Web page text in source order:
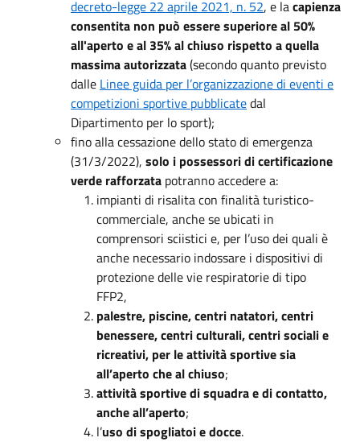
decreto-legge 22 aprile 2021, n. 52, e lacapienza
consentita non può essere superiore al 50%
all'aperto e al 35% al chiuso rispetto a quella
massima autorizzata(secondo quanto previsto
dalle Linee guida per l’organizzazione di eventi e
competizioni sportive pubblicatedal
Dipartimento per lo sport);
fino alla cessazione dello stato di emergenza
(31/3/2022), solo i possessori di certificazione
verde rafforzata potranno accedere a:
impianti di risalita con finalità turistico-
commerciale, anche se ubicati in
comprensori sciistici e, per l’uso dei quali è
anche necessario indossare i dispositivi di
protezione delle vie respiratorie di tipo
FFP2,
palestre, piscine, centri natatori, centri
benessere, centri culturali, centri sociali e
ricreativi, per le attività sportive sia
all’aperto che al chiuso;
attività sportive di squadra e di contatto,
anche all’aperto;
l’uso di spogliatoi e docce.